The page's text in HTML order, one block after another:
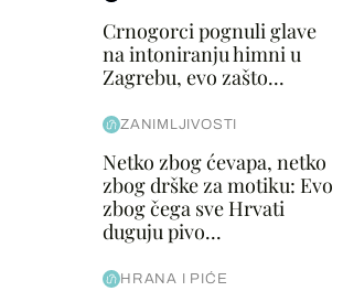
Crnogorci pognuli glave
na intoniranju himni u
Zagrebu, evo zašto...
ZANIMLJIVOSTI
Netko zbog ćevapa, netko
zbog drške za motiku: Evo
zbog čega sve Hrvati
duguju pivo...
HRANA I PIĆE